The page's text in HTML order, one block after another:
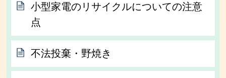
小型家電のリサイクルについての注意
点
不法投棄・野焼き